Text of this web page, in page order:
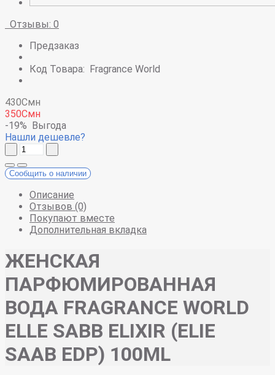
Отзывы: 0
Предзаказ
Код Товара: Fragrance World
430Смн
350Смн
-19% Выгода
Нашли дешевле?
Сообщить о наличии
Описание
Отзывов (0)
Покупают вместе
Дополнительная вкладка
ЖЕНСКАЯ
ПАРФЮМИРОВАННАЯ
ВОДА FRAGRANCE WORLD
ELLE SABB ELIXIR (ELIE
SAAB EDP) 100ML